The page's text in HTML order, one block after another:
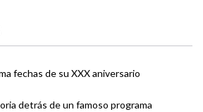
fechas de su XXX aniversario
detrás de un famoso programa